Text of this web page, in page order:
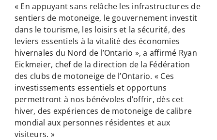
« En appuyant sans relâche les infrastructures de
sentiers de motoneige, le gouvernement investit
dans le tourisme, les loisirs et la sécurité, des
leviers essentiels à la vitalité des économies
hivernales du Nord de l’Ontario », a affirmé Ryan
Eickmeier, chef de la direction de la Fédération
des clubs de motoneige de l’Ontario. « Ces
investissements essentiels et opportuns
permettront à nos bénévoles d’offrir, dès cet
hiver, des expériences de motoneige de calibre
mondial aux personnes résidentes et aux
visiteurs. »